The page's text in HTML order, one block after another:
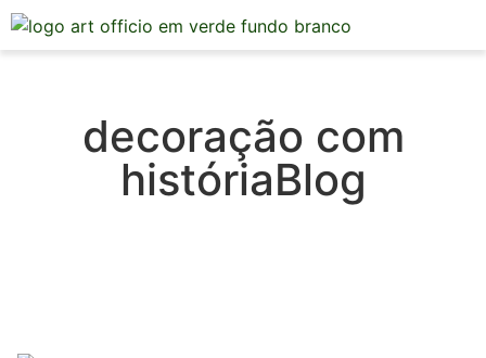
decoração com
históriaBlog